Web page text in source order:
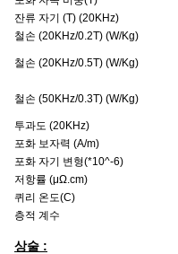
잔류 자기 (T) (20KHz)
철손 (20KHz/0.2T) (W/Kg)
철손 (20KHz/0.5T) (W/Kg)
철손 (50KHz/0.3T) (W/Kg)
투과도 (20KHz)
포화 보자력 (A/m)
포화 자기 변형(*10^-6)
저항률 (μΩ.cm)
퀴리 온도(C)
층적 계수
상술 :